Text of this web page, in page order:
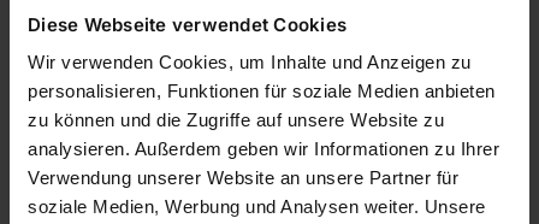
Diese Webseite verwendet Cookies
Wir verwenden Cookies, um Inhalte und Anzeigen zu
personalisieren, Funktionen für soziale Medien anbieten
zu können und die Zugriffe auf unsere Website zu
analysieren. Außerdem geben wir Informationen zu Ihrer
Verwendung unserer Website an unsere Partner für
soziale Medien, Werbung und Analysen weiter. Unsere
Zeitsparend kochen im Alltag: So kochst du bewusst, gesund
& schnell ➽ top Küchenhelfer ➽ Orga & Einkauf ➽ Rezept.
Jetzt Tipps & Rezepte nachlesen!